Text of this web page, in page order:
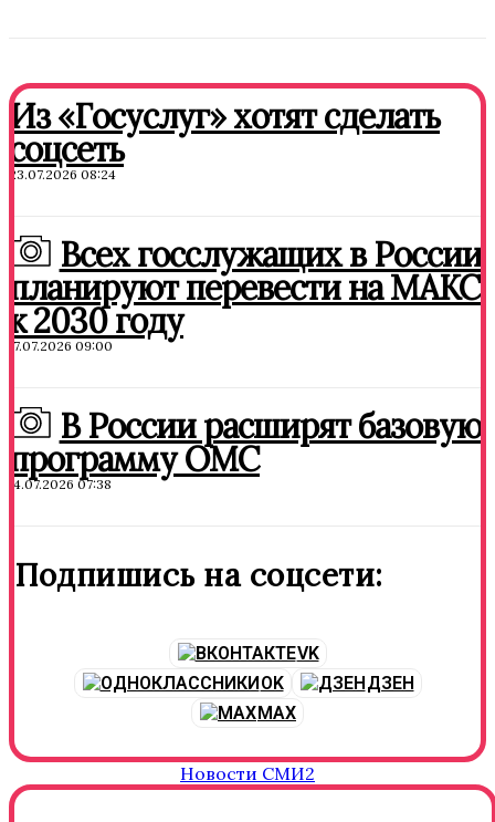
Из «Госуслуг» хотят сделать
соцсеть
23.07.2026 08:24
Всех госслужащих в России
планируют перевести на МАКС
к 2030 году
17.07.2026 09:00
В России расширят базовую
программу ОМС
14.07.2026 07:38
Подпишись на соцсети:
VK
OK
ДЗЕН
MAX
Новости СМИ2